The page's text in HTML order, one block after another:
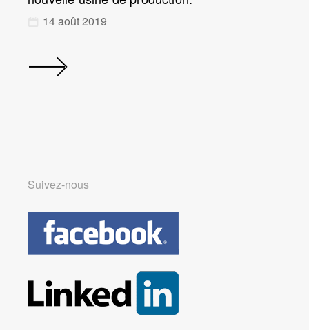
14 août 2019
Suivez-nous